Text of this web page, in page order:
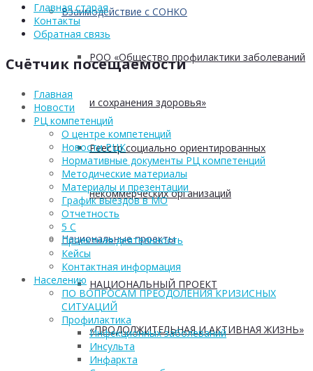
Взаимодействие с СОНКО
РОО «Общество профилактики заболеваний
и сохранения здоровья»
Реестр социально ориентированных
некоммерческих организаций
Национальные проекты
НАЦИОНАЛЬНЫЙ ПРОЕКТ
«ПРОДОЛЖИТЕЛЬНАЯ И АКТИВНАЯ ЖИЗНЬ»
Главная старая
Контакты
Обратная связь
Счётчик посещаемости
Главная
Новости
РЦ компетенций
О центре компетенций
Новости РЦК
Нормативные документы РЦ компетенций
Методические материалы
Материалы и презентации
График выездов в МО
Отчетность
5 С
Проектная деятельность
Кейсы
Контактная информация
Населению
ПО ВОПРОСАМ ПРЕОДОЛЕНИЯ КРИЗИСНЫХ
СИТУАЦИЙ
Профилактика
Инфекционных заболеваний
Инсульта
Инфаркта